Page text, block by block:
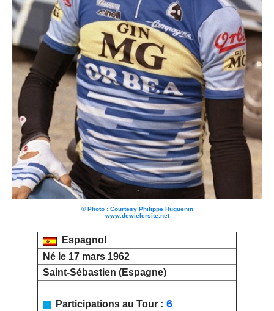
© Photo : Courtesy Philippe Huguenin
www.dewielersite.net
Espagnol
Né le 17 mars 1962
Saint-Sébastien (Espagne)
Participations au Tour : 6